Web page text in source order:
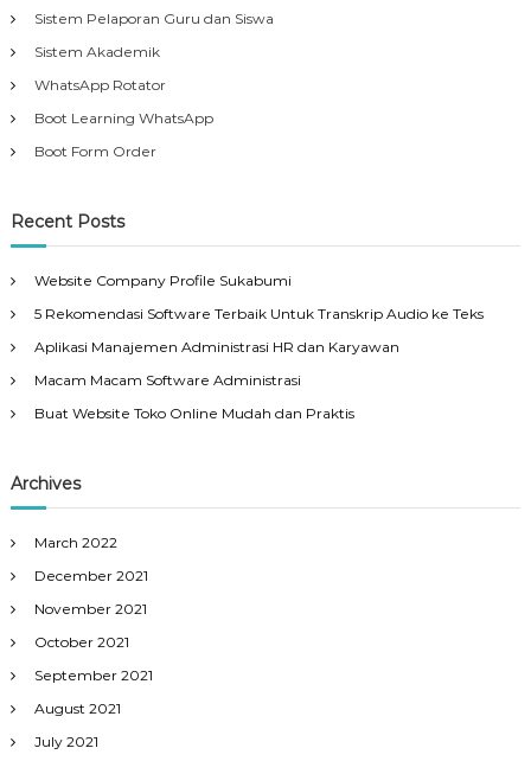
Sistem Pelaporan Guru dan Siswa
Sistem Akademik
WhatsApp Rotator
Boot Learning WhatsApp
Boot Form Order
Recent Posts
Website Company Profile Sukabumi
5 Rekomendasi Software Terbaik Untuk Transkrip Audio ke Teks
Aplikasi Manajemen Administrasi HR dan Karyawan
Macam Macam Software Administrasi
Buat Website Toko Online Mudah dan Praktis
Archives
March 2022
December 2021
November 2021
October 2021
September 2021
August 2021
July 2021